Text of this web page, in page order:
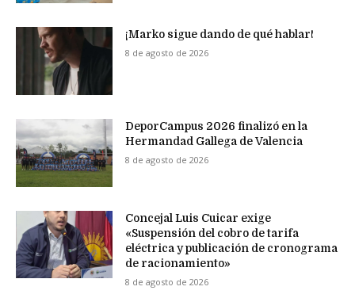
¡Marko sigue dando de qué hablar!
8 de agosto de 2026
DeporCampus 2026 finalizó en la
Hermandad Gallega de Valencia
8 de agosto de 2026
Concejal Luis Cuicar exige
«Suspensión del cobro de tarifa
eléctrica y publicación de cronograma
de racionamiento»
8 de agosto de 2026